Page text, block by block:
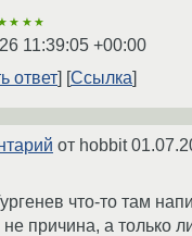
11:39:05 +00:00
ответ
Ссылка
от hobbit
что-то там
не причина, а только